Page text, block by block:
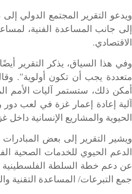
ويدعو التقرير المجتمع الدولي
إلى جانب المساعدة الفنية،
الاقتصادي.
وفي هذا السياق، يذكر التقرير
متعددة يجب أن تكون أولوية".
أمكن ذلك، ستستمر آليات الأمم
آلية إعادة إعمار غزة في لعب
الحيوية والمشاريع الإنسانية داخل
ويشير التقرير إلى بعض
الدعم الحيوي للخدمات الصحية
جمع التبرعات/ المساعدة التقنية